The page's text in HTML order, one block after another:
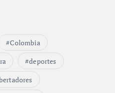
Colombia
deportes